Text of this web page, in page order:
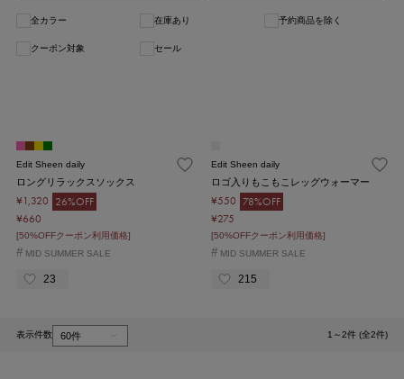
全カラー 在庫あり 予約商品を除く
クーポン対象 セール
Edit Sheen daily
ロングリラックスソックス
¥1,320 26%OFF
¥660
[50%OFFクーポン利用価格]
# MID SUMMER SALE
23
Edit Sheen daily
ロゴ入りもこもこレッグウォーマー
¥550 78%OFF
¥275
[50%OFFクーポン利用価格]
# MID SUMMER SALE
215
表示件数 1～2件 (全2件)